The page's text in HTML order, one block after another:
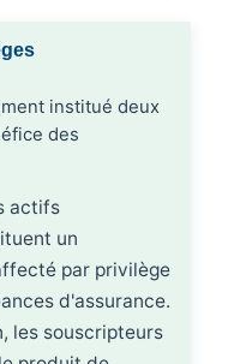
institué deux
des
actifs
un
par privilège
d'assurance.
les souscripteurs